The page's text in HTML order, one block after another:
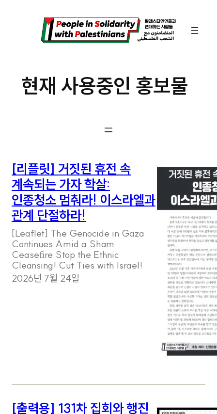
현재 사용중인 홍보물
[리플릿] 거짓된 휴전 속
계속되는 가자 학살:
인종청소 멈춰라! 이스라엘과
관계 단절하라!
[Leaflet] The Genocide in Gaza
Continues Amid a Sham
Ceaseﬁre Stop the Ethnic
Cleansing! Cut Ties with Israel!
2026년 7월 24일
[출력용] 131차 집회와 행진